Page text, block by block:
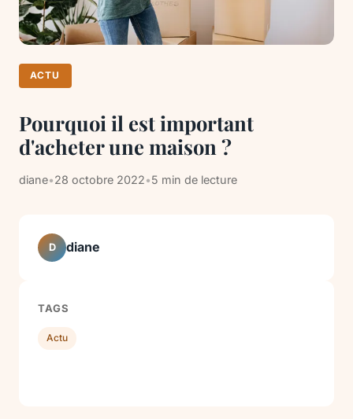
ACTU
Pourquoi il est important
d'acheter une maison ?
diane•28 octobre 2022•5 min de lecture
D diane
TAGS
Actu